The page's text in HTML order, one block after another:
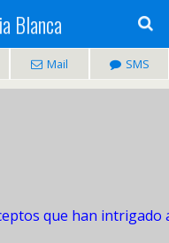
Blanca
Mail SMS
que han intrigado